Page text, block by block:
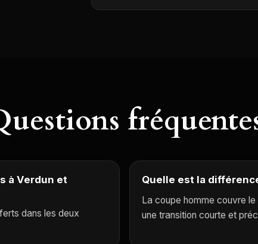
à Verdun et
dans les deux
Quelle est la
La coupe homme couvre
une transition courte et